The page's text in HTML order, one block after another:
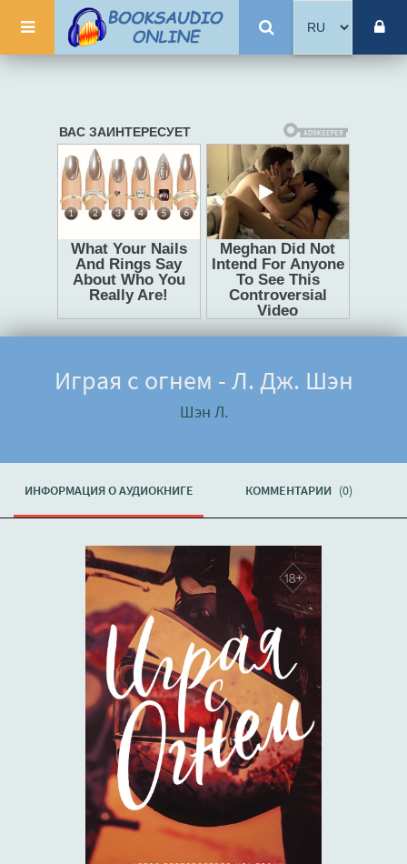
Играя с огнем - Л. Дж. Шэн
Шэн Л.
ИНФОРМАЦИЯ О АУДИОКНИГЕ КОММЕНТАРИИ (0)